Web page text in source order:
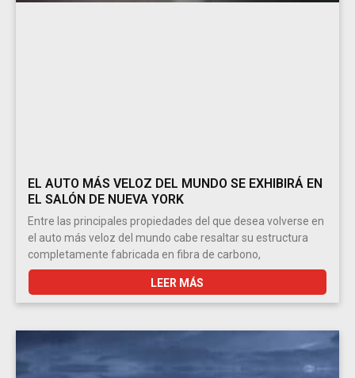
EL AUTO MÁS VELOZ DEL MUNDO SE EXHIBIRÁ EN
EL SALÓN DE NUEVA YORK
Entre las principales propiedades del que desea volverse en
el auto más veloz del mundo cabe resaltar su estructura
completamente fabricada en fibra de carbono,
LEER MÁS